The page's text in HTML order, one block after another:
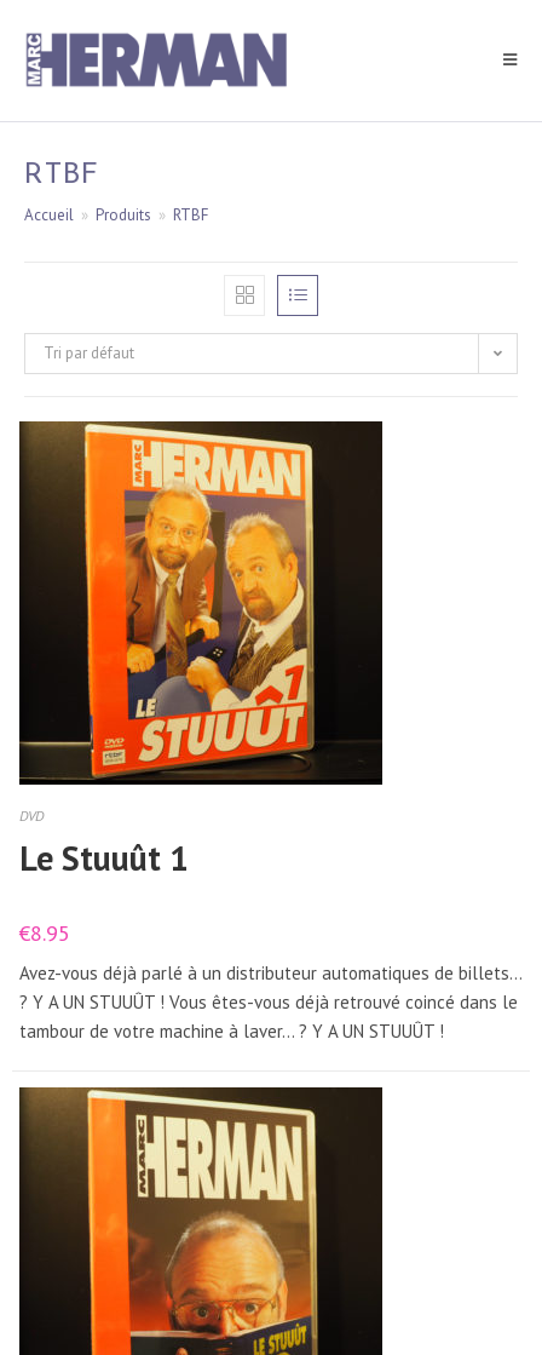
content
RTBF
Accueil » Produits » RTBF
Tri par défaut
DVD
Le Stuuût 1
€8.95
Avez-vous déjà parlé à un distributeur automatiques de billets…
? Y A UN STUUÛT ! Vous êtes-vous déjà retrouvé coincé dans le
tambour de votre machine à laver… ? Y A UN STUUÛT !